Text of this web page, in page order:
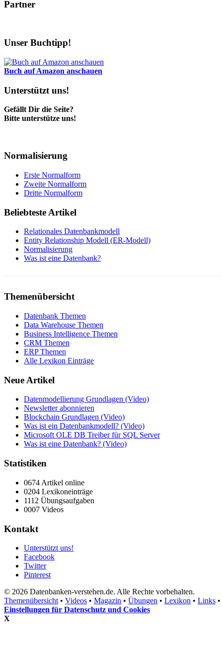
Partner
Unser Buchtipp!
Buch auf Amazon anschauen
Unterstützt uns!
Gefällt Dir die Seite?
Bitte unterstütze uns!
Normalisierung
Erste Normalform
Zweite Normalform
Dritte Normalform
Beliebteste Artikel
Relationales Datenbankmodell
Entity Relationship Modell (ER-Modell)
Normalisierung
Was ist eine Datenbank?
Themenübersicht
Datenbank Themen
Data Warehouse Themen
Business Intelligence Themen
CRM Themen
ERP Themen
Alle Lexikon Einträge
Neue Artikel
Datenmodellierung Grundlagen (Video)
Newsletter abonnieren
Blockchain Grundlagen (Video)
Was ist ein Datenbankmodell? (Video)
Microsoft OLE DB Treiber für SQL Server
Was ist eine Datenbank? (Video)
Statistiken
0674 Artikel online
0204 Lexikoneinträge
1112 Übungsaufgaben
0007 Videos
Kontakt
Unterstützt uns!
Facebook
Twitter
Pinterest
© 2026 Datenbanken-verstehen.de. Alle Rechte vorbehalten.
Themenübersicht • Videos • Magazin • Übungen • Lexikon • Links •
Einstellungen für Datenschutz und Cookies
X